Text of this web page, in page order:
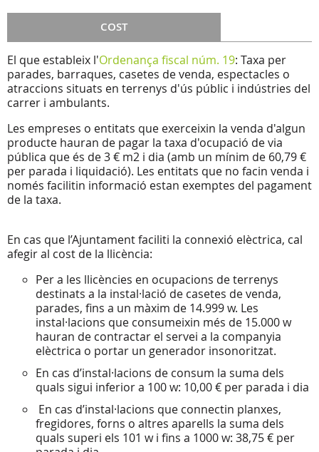
COST
El que estableix l'Ordenança fiscal núm. 19: Taxa per
parades, barraques, casetes de venda, espectacles o
atraccions situats en terrenys d'ús públic i indústries del
carrer i ambulants.
Les empreses o entitats que exerceixin la venda d'algun
producte hauran de pagar la taxa d'ocupació de via
pública que és de 3 € m2 i dia (amb un mínim de 60,79 €
per parada i liquidació). Les entitats que no facin venda i
només facilitin informació estan exemptes del pagament
de la taxa.
En cas que l’Ajuntament faciliti la connexió elèctrica, cal
afegir al cost de la llicència:
Per a les llicències en ocupacions de terrenys
destinats a la instal·lació de casetes de venda,
parades, fins a un màxim de 14.999 w. Les
instal·lacions que consumeixin més de 15.000 w
hauran de contractar el servei a la companyia
elèctrica o portar un generador insonoritzat.
En cas d’instal·lacions de consum la suma dels
quals sigui inferior a 100 w: 10,00 € per parada i dia
En cas d’instal·lacions que connectin planxes,
fregidores, forns o altres aparells la suma dels
quals superi els 101 w i fins a 1000 w: 38,75 € per